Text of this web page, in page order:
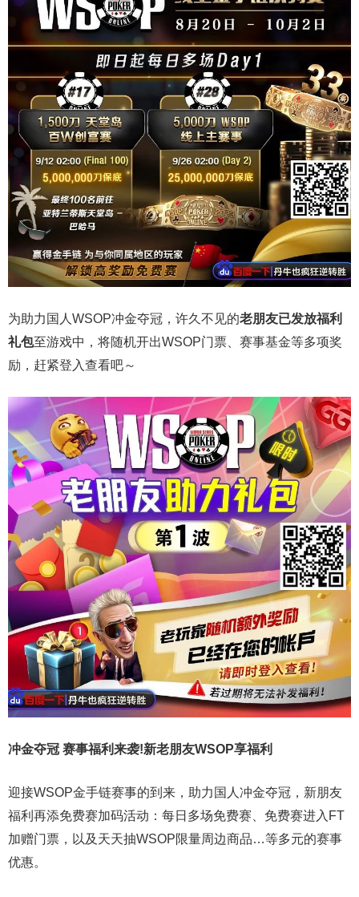
为助力国人WSOP冲金夺冠，许久不见的老朋友已发放福利
礼包至游戏中，将随机开出WSOP门票、赛事基金等多项奖
励，赶紧登入查看吧～
冲金夺冠 赛事福利来袭!新老朋友WSOP享福利
迎接WSOP金手链赛事的到来，助力国人冲金夺冠，新朋友
福利再添免费赛加码活动：每日多场免费赛、免费赛进入FT
加赠门票，以及天天抽WSOP限量周边商品…等多元的赛事
优惠。